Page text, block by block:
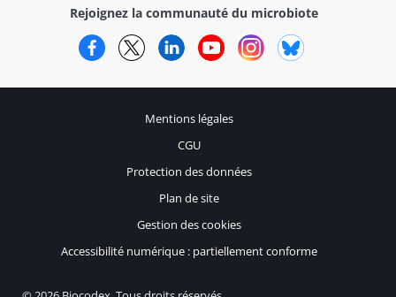
Rejoignez la communauté du microbiote
FacebookTwitterLinkedInYouTubeInstagram
Mentions légales
CGU
Protection des données
Plan de site
Gestion des cookies
Accessibilité numérique : partiellement conforme